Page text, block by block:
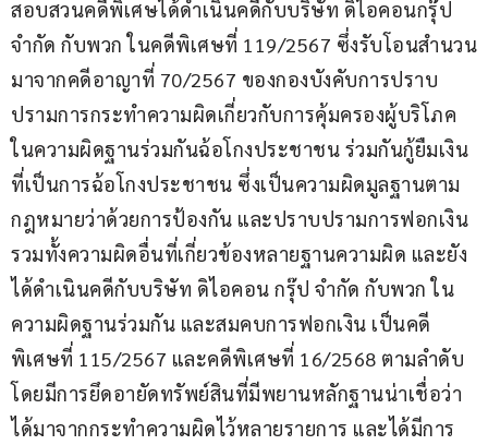
สอบสวนคดีพิเศษได้ดำเนินคดีกับบริษัท ดิไอคอนกรุ๊ป
จำกัด กับพวก ในคดีพิเศษที่ 119/2567 ซึ่งรับโอนสำนวน
มาจากคดีอาญาที่ 70/2567 ของกองบังคับการปราบ
ปรามการกระทำความผิดเกี่ยวกับการคุ้มครองผู้บริโภค
ในความผิดฐานร่วมกันฉ้อโกงประชาชน ร่วมกันกู้ยืมเงิน
ที่เป็นการฉ้อโกงประชาชน ซึ่งเป็นความผิดมูลฐานตาม
กฎหมายว่าด้วยการป้องกัน และปราบปรามการฟอกเงิน
รวมทั้งความผิดอื่นที่เกี่ยวข้องหลายฐานความผิด และยัง
ได้ดำเนินคดีกับบริษัท ดิไอคอน กรุ๊ป จำกัด กับพวก ใน
ความผิดฐานร่วมกัน และสมคบการฟอกเงิน เป็นคดี
พิเศษที่ 115/2567 และคดีพิเศษที่ 16/2568 ตามลำดับ
โดยมีการยึดอายัดทรัพย์สินที่มีพยานหลักฐานน่าเชื่อว่า
ได้มาจากกระทำความผิดไว้หลายรายการ และได้มีการ